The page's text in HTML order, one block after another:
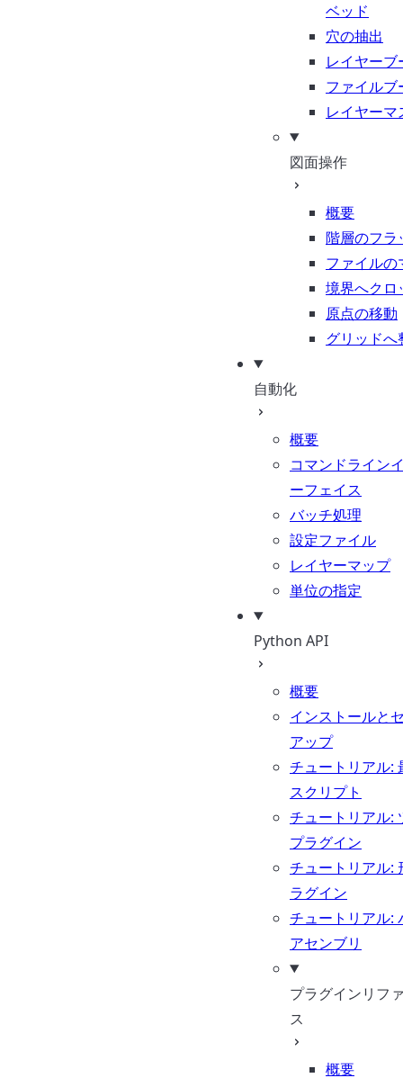
ベッド
穴の抽出
レイヤーブ
ファイルブ
レイヤーマ
図面操作
概要
階層のフラ
ファイルの
境界へクロ
原点の移動
グリッドへ
自動化
概要
コマンドライン
ーフェイス
バッチ処理
設定ファイル
レイヤーマップ
単位の指定
Python API
概要
インストールと
アップ
チュートリアル:
スクリプト
チュートリアル:
プラグイン
チュートリアル:
ラグイン
チュートリアル:
アセンブリ
プラグインリフ
ス
概要